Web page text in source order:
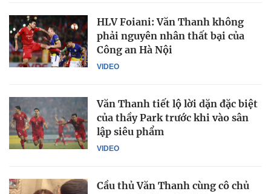
VIDEO
HLV Foiani: Văn Thanh không
phải nguyên nhân thất bại của
Công an Hà Nội
VIDEO
Văn Thanh tiết lộ lời dặn đặc biệt
của thầy Park trước khi vào sân
lập siêu phẩm
Cầu thủ Văn Thanh cùng cô chủ